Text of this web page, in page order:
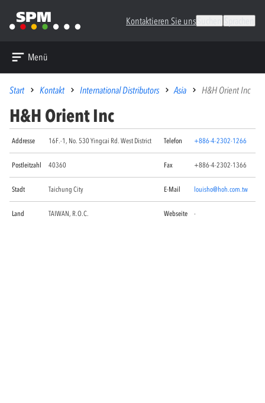
Kontaktieren Sie uns
Menü
Start Kontakt International Distributors Asia H&H Orient Inc
H&H Orient Inc
Addresse 16F.-1, No. 530 Yingcai Rd. West District Telefon +886-4-2302-1266
Postleitzahl 40360 Fax +886-4-2302-1366
Stadt Taichung City E-Mail louisho@hoh.com.tw
Land TAIWAN, R.O.C. Webseite -